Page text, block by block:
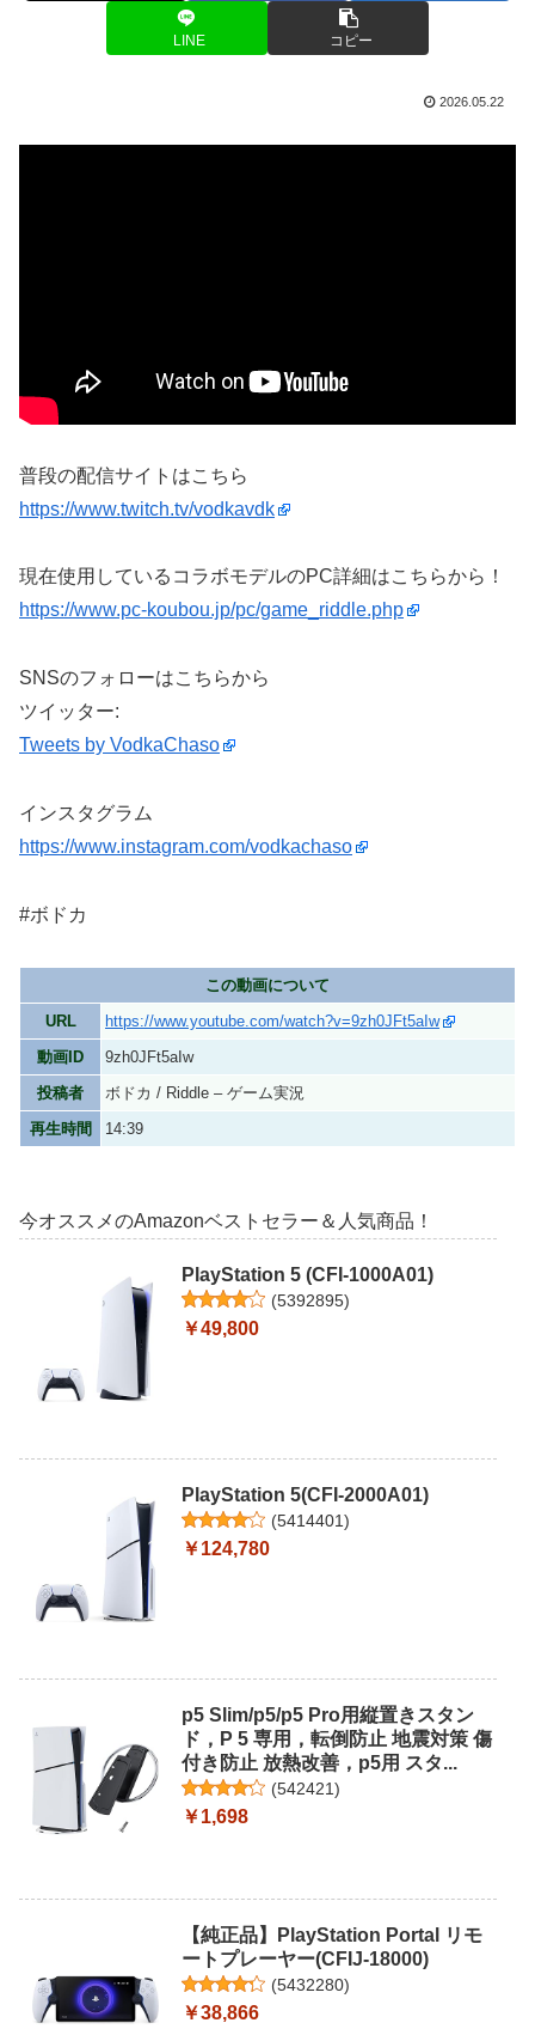
LINE コピー
2026.05.22
普段の配信サイトはこちら
https://www.twitch.tv/vodkavdk
現在使用しているコラボモデルのPC詳細はこちらから！
https://www.pc-koubou.jp/pc/game_riddle.php
SNSのフォローはこちらから
ツイッター:
Tweets by VodkaChaso
インスタグラム
https://www.instagram.com/vodkachaso
#ボドカ
この動画について
URL
https://www.youtube.com/watch?v=9zh0JFt5aIw
動画ID
9zh0JFt5aIw
投稿者
ボドカ / Riddle – ゲーム実況
再生時間
14:39
今オススメのAmazonベストセラー＆人気商品！
PlayStation 5 (CFI-1000A01)
(5392895)
￥49,800
PlayStation 5(CFI-2000A01)
(5414401)
￥124,780
p5 Slim/p5/p5 Pro用縦置きスタン
ド，P 5 専用，転倒防止 地震対策 傷
付き防止 放熱改善，p5用 スタ...
(542421)
￥1,698
【純正品】PlayStation Portal リモ
ートプレーヤー(CFIJ-18000)
(5432280)
￥38,866